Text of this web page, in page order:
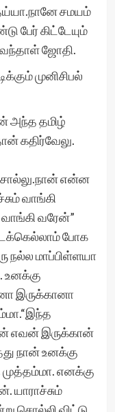
சமயம்
பேர் கிட்டேயும்
ஜோதி.
முனிசிபல்
அந்த தமிழ்
கதிர்வேலு.
என்ன
வாங்கி
வரேன்”
போக
மாப்பிள்ளயா
உனக்கு
இருக்கானா
எவன் இருக்கான்
நான் உனக்கு
எனக்கு
யாராச்சும்